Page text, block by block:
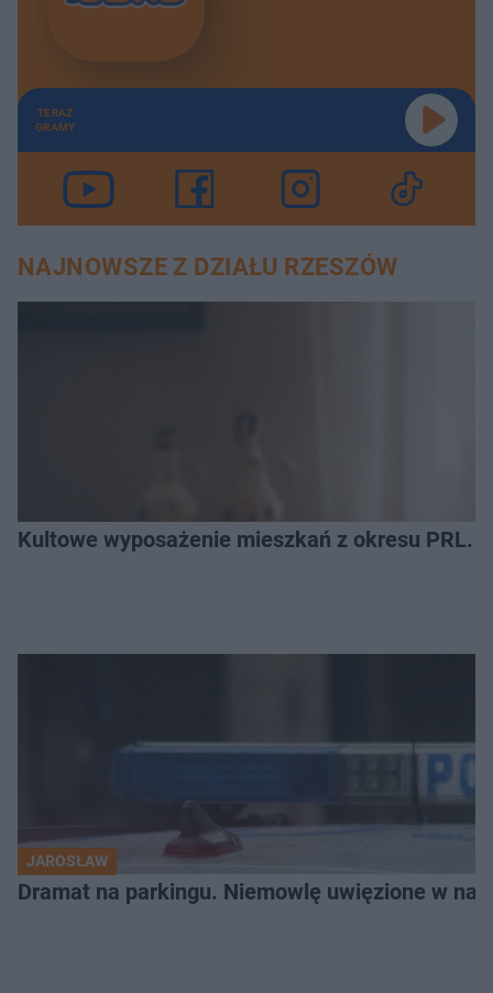
TERAZ
GRAMY
NAJNOWSZE Z DZIAŁU RZESZÓW
Kultowe wyposażenie mieszkań z okresu PRL.
JAROSŁAW
Dramat na parkingu. Niemowlę uwięzione w